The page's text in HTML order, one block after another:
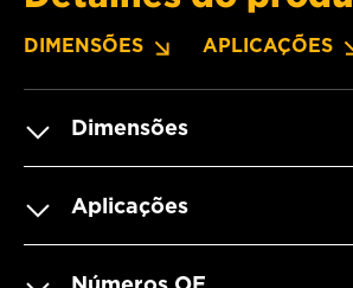
DIMENSÕES APLICAÇÕES
Dimensões
Aplicações